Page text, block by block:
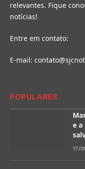
relevantes. Fique
notícias!
Entre em contato:
E-mail:
POPULARES
e a
17/